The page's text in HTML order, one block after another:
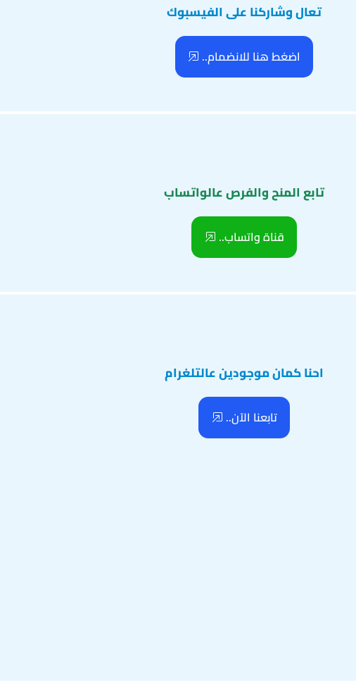
تعال وشاركنا على الفيسبوك
اضغط هنا للانضمام..
تابع المنح والفرص عالواتساب
قناة واتساب..
احنا كمان موجودين عالتلغرام
تابعنا الآن..